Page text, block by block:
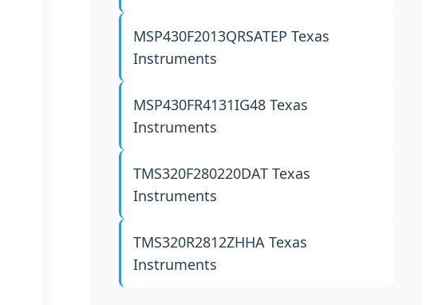
MSP430F2013QRSATEPTexas
Instruments
MSP430FR4131IG48Texas
Instruments
TMS320F280220DATTexas
Instruments
TMS320R2812ZHHATexas
Instruments